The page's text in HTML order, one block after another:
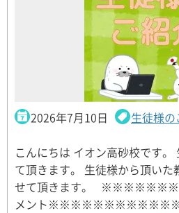
2026年7月10日 生徒様の
こんにちは イオン高砂校です
て頂きます。 生徒様から頂いた
せて頂きます。
メント